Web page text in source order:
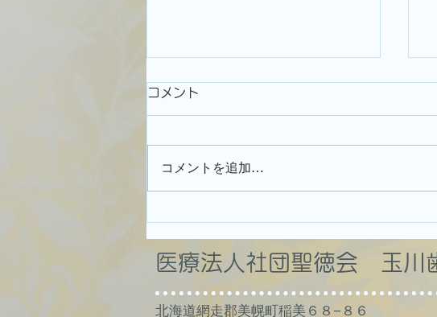
R7年5.6月休診・時間変更の
お知らせ
（金） １７時迄の診療 ５月
３０日（金）
しくお願いいたします。 雨降り
が続いております。どうぞ体調に
お気を付けてお過ごしください
コメント
コメントを追加…
医療法人社団聖徳会 玉川
北海道網走郡美幌町稲美６８−８６